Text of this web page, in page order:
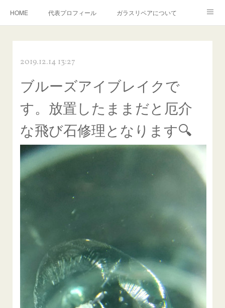
HOME 代表プロフィール ガラスリペアについて
飛び石施工料金について
当店へのアクセス 建築ガラスキズ取り・研磨・磨き
【プロ使用】フッ素系ガラストリートメント『アクアペル』
当店の良心的価格の理由について
欧州車モールの白サビやシミを落とす！
instagram記事 ガラスリペア施工価格
飛び石ひび割れでヒビ先が伸びた場合は？
2019.12.14 13:27
ブルーズアイブレイクで
す。放置したままだと厄介
な飛び石修理となります🔍